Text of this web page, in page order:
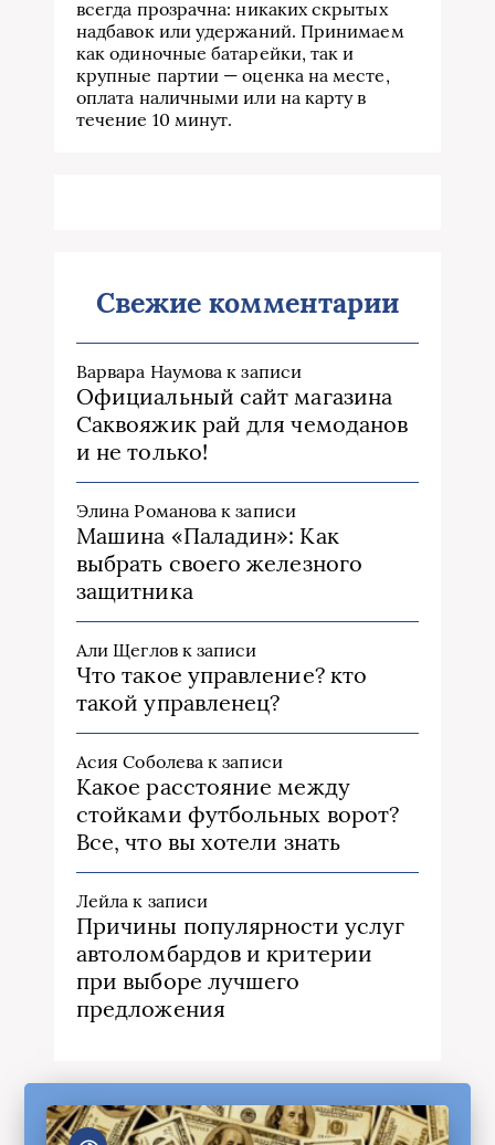
всегда прозрачна: никаких скрытых
надбавок или удержаний. Принимаем
как одиночные батарейки, так и
крупные партии — оценка на месте,
оплата наличными или на карту в
течение 10 минут.
Свежие комментарии
Варвара Наумова к записи
Официальный сайт магазина
Саквояжик рай для чемоданов
и не только!
Элина Романова к записи
Машина «Паладин»: Как
выбрать своего железного
защитника
Али Щегловк записи
Что такое управление? кто
такой управленец?
Асия Соболева к записи
Какое расстояние между
стойками футбольных ворот?
Все, что вы хотели знать
Лейла к записи
Причины популярности услуг
автоломбардов и критерии
при выборе лучшего
предложения